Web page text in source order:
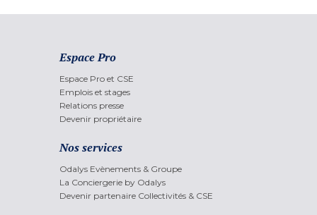
Espace Pro
Espace Pro et CSE
Emplois et stages
Relations presse
Devenir propriétaire
Nos services
Odalys Evènements & Groupe
La Conciergerie by Odalys
Devenir partenaire Collectivités & CSE